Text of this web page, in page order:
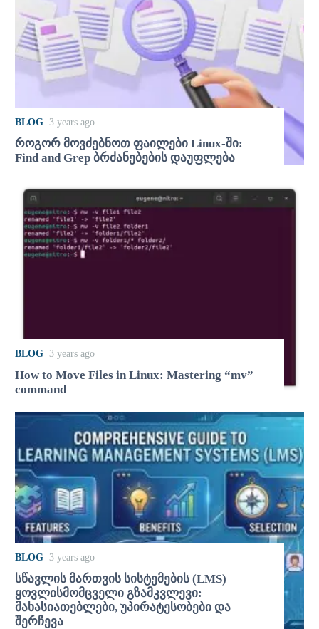
BLOG 3 years ago
როგორ მოვძებნოთ ფაილები Linux-ში:
Find and Grep ბრძანებების დაუფლება
BLOG 3 years ago
How to Move Files in Linux: Mastering “mv”
command
BLOG 3 years ago
სწავლის მართვის სისტემების (LMS)
ყოვლისმომცველი გზამკვლევი:
მახასიათებლები, უპირატესობები და
შერჩევა